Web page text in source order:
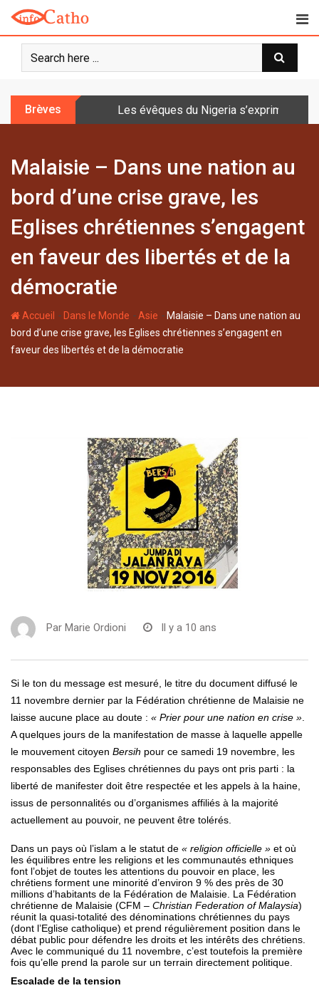
o
Brèves Les évêques du Nigeria s’expriment
Malaisie – Dans une nation au
bord d’une crise grave, les
Eglises chrétiennes s’engagent
en faveur des libertés et de la
démocratie
Accueil - Dans le Monde -Asie - Malaisie – Dans une nation au
bord d’une crise grave, les Eglises chrétiennes s’engagent en
faveur des libertés et de la démocratie
Par Marie Ordioni Il y a 10 ans
Si le ton du message est mesuré, le titre du document diffusé le
11 novembre dernier par la Fédération chrétienne de Malaisie ne
laisse aucune place au doute : « Prier pour une nation en crise »
A quelques jours de la manifestation de masse à laquelle appelle
le mouvement citoyen Bersih pour ce samedi 19 novembre, les
responsables des Eglises chrétiennes du pays ont pris parti : la
liberté de manifester doit être respectée et les appels à la haine,
issus de personnalités ou d’organismes affiliés à la majorité
actuellement au pouvoir, ne peuvent être tolérés.
Dans un pays où l’islam a le statut de « religion officielle » et où
les équilibres entre les religions et les communautés ethniques
font l’objet de toutes les attentions du pouvoir en place, les
chrétiens forment une minorité d’environ 9 % des près de 30
millions d’habitants de la Fédération de Malaisie. La Fédération
chrétienne de Malaisie (CFM – Christian Federation of Malaysia)
réunit la quasi-totalité des dénominations chrétiennes du pays
(dont l’Eglise catholique) et prend régulièrement position dans le
débat public pour défendre les droits et les intérêts des chrétiens.
Avec le communiqué du 11 novembre, c’est toutefois la première
fois qu’elle prend la parole sur un terrain directement politique.
Escalade de la tension